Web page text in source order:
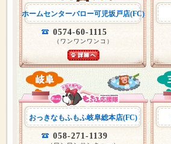
ホームセンターバロー可児坂戸店(FC)
0574-60-1115
（ワンワンワンコ）
おっきなもふもふ岐阜総本店(FC)
058-271-1139